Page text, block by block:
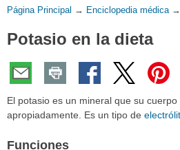
Usted
aquí:
Página Principal → Enciclopedia médica →
Potasio en la dieta
El potasio es un mineral que su
apropiadamente. Es un tipo de
Funciones